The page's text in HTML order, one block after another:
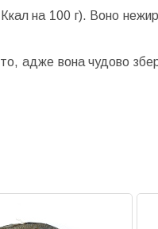
на 100 г). Воно
адже вона чудово